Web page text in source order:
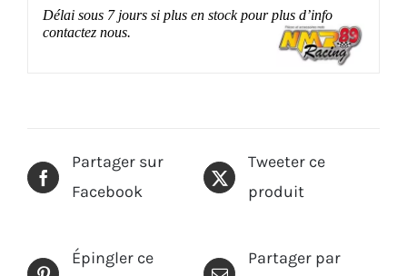
Délai sous 7 jours si plus en stock pour plus d’info
contactez nous.
Partager sur
Facebook
Tweeter ce
produit
Épingler ce
Partager par